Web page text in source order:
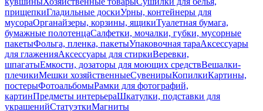
прищепкиГладильные доскиУрны, контейнеры для
мусораОрганайзеры, корзины, ящикиТуалетная бумага,
бумажные полотенцаСалфетки, мочалки, губки, мусорные
пакетыФольга, пленка, пакетыУпаковочная тараАксессуары
для глаженияАксессуары для стиркиВеревки,
шпагатыЕмкости, дозаторы для моющих средствВешалки-
плечикиМешки хозяйственныеСувенирыКопилкиКартины,
постерыФотоальбомыРамки для фотографий,
картинПредметы интерьераШкатулки, подставки для
украшенийСтатуэткиМагниты